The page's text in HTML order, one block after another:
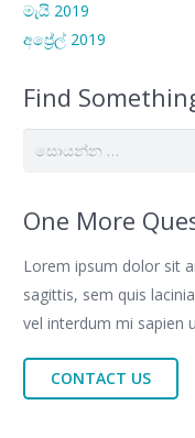
මැයි 2019
අප්‍රේල් 2019
Find
සොයන්න:
One More
Lorem ipsum dolor sit
sagittis, sem quis
vel interdum mi sapien
CONTACT US